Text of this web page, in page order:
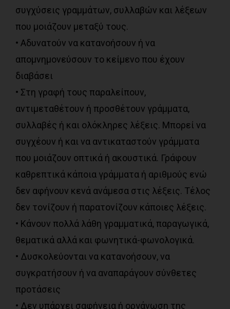
συγχύσεις γραμμάτων, συλλαβών και λέξεων
που μοιάζουν μεταξύ τους.
• Αδυνατούν να κατανοήσουν ή να
απομνημονεύσουν το κείμενο που έχουν
διαβάσει
• Στη γραφή τους παραλείπουν,
αντιμεταθέτουν ή προσθέτουν γράμματα,
συλλαβές ή και ολόκληρες λέξεις. Μπορεί να
συγχέουν ή και να αντικαταστούν γράμματα
που μοιάζουν οπτικά ή ακουστικά. Γράφουν
καθρεπτικά κάποια γράμματα ή αριθμούς ενώ
δεν αφήνουν κενά ανάμεσα στις λέξεις. Τέλος
δεν τονίζουν ή παρατονίζουν κάποιες λέξεις.
• Κάνουν πολλά λάθη γραμματικά, παραγωγικά,
θεματικά αλλά και φωνητικά-φωνολογικά.
• Δυσκολεύονται να κατανοήσουν, να
συγκρατήσουν ή να αναπαράγουν σύνθετες
προτάσεις
• Δεν υπάρχει σαφήνεια ή οργάνωση της